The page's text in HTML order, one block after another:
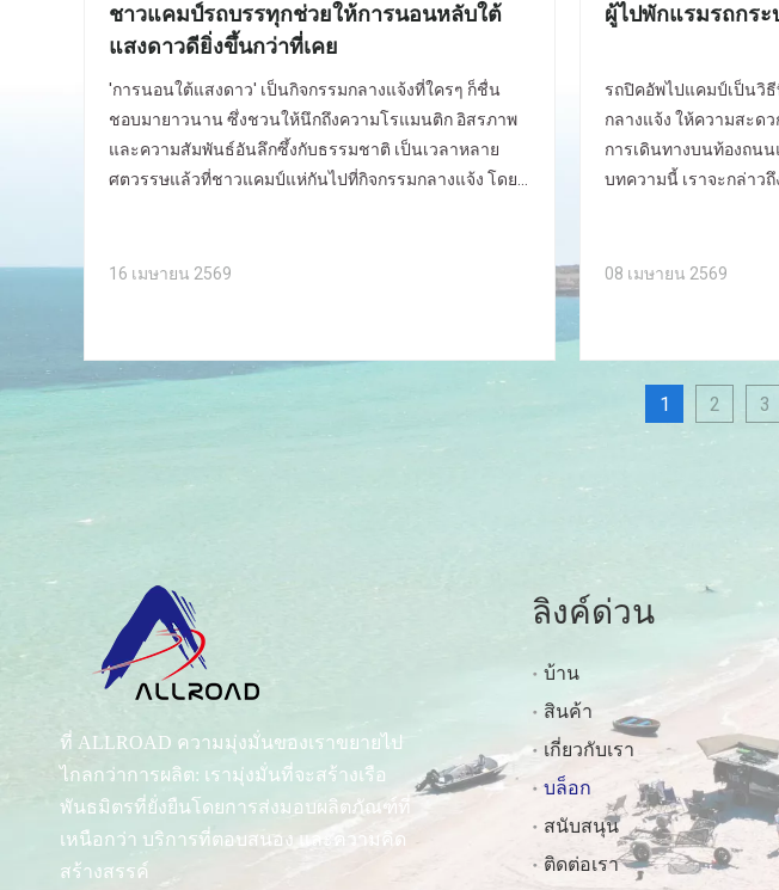
ชาวแคมป์รถบรรทุกช่วยให้การนอนหลับใต้
แสงดาวดียิ่งขึ้นกว่าที่เคย
'การนอนใต้แสงดาว' เป็นกิจกรรมกลางแจ้งที่ใครๆ ก็ชื่น
ชอบมายาวนาน ซึ่งชวนให้นึกถึงความโรแมนติก อิสรภาพ
และความสัมพันธ์อันลึกซึ้งกับธรรมชาติ เป็นเวลาหลาย
ศตวรรษแล้วที่ชาวแคมป์แห่กันไปที่กิจกรรมกลางแจ้ง โดย
16 เมษายน 2569
ผู้ไปพักแรมรถกร
รถปิคอัพไปแคมป์เป็นวิ
กลางแจ้ง ให้ความสะด
การเดินทางบนท้องถน
บทความนี้ เราจะกล่าว
จะรู้วิธีเลือกรถกระบะแ
08 เมษายน 2569
1 2 3
ที่ ALLROAD ความมุ่งมั่นของเราขยายไป
ไกลกว่าการผลิต: เรามุ่งมั่นที่จะสร้างเรือ
พันธมิตรที่ยั่งยืนโดยการส่งมอบผลิตภัณฑ์ที่
เหนือกว่า บริการที่ตอบสนอง และความคิด
สร้างสรรค์
ลิงค์ด่วน
บ้าน
สินค้า
เกี่ยวกับเรา
บล็อก
สนับสนุน
ติดต่อเรา